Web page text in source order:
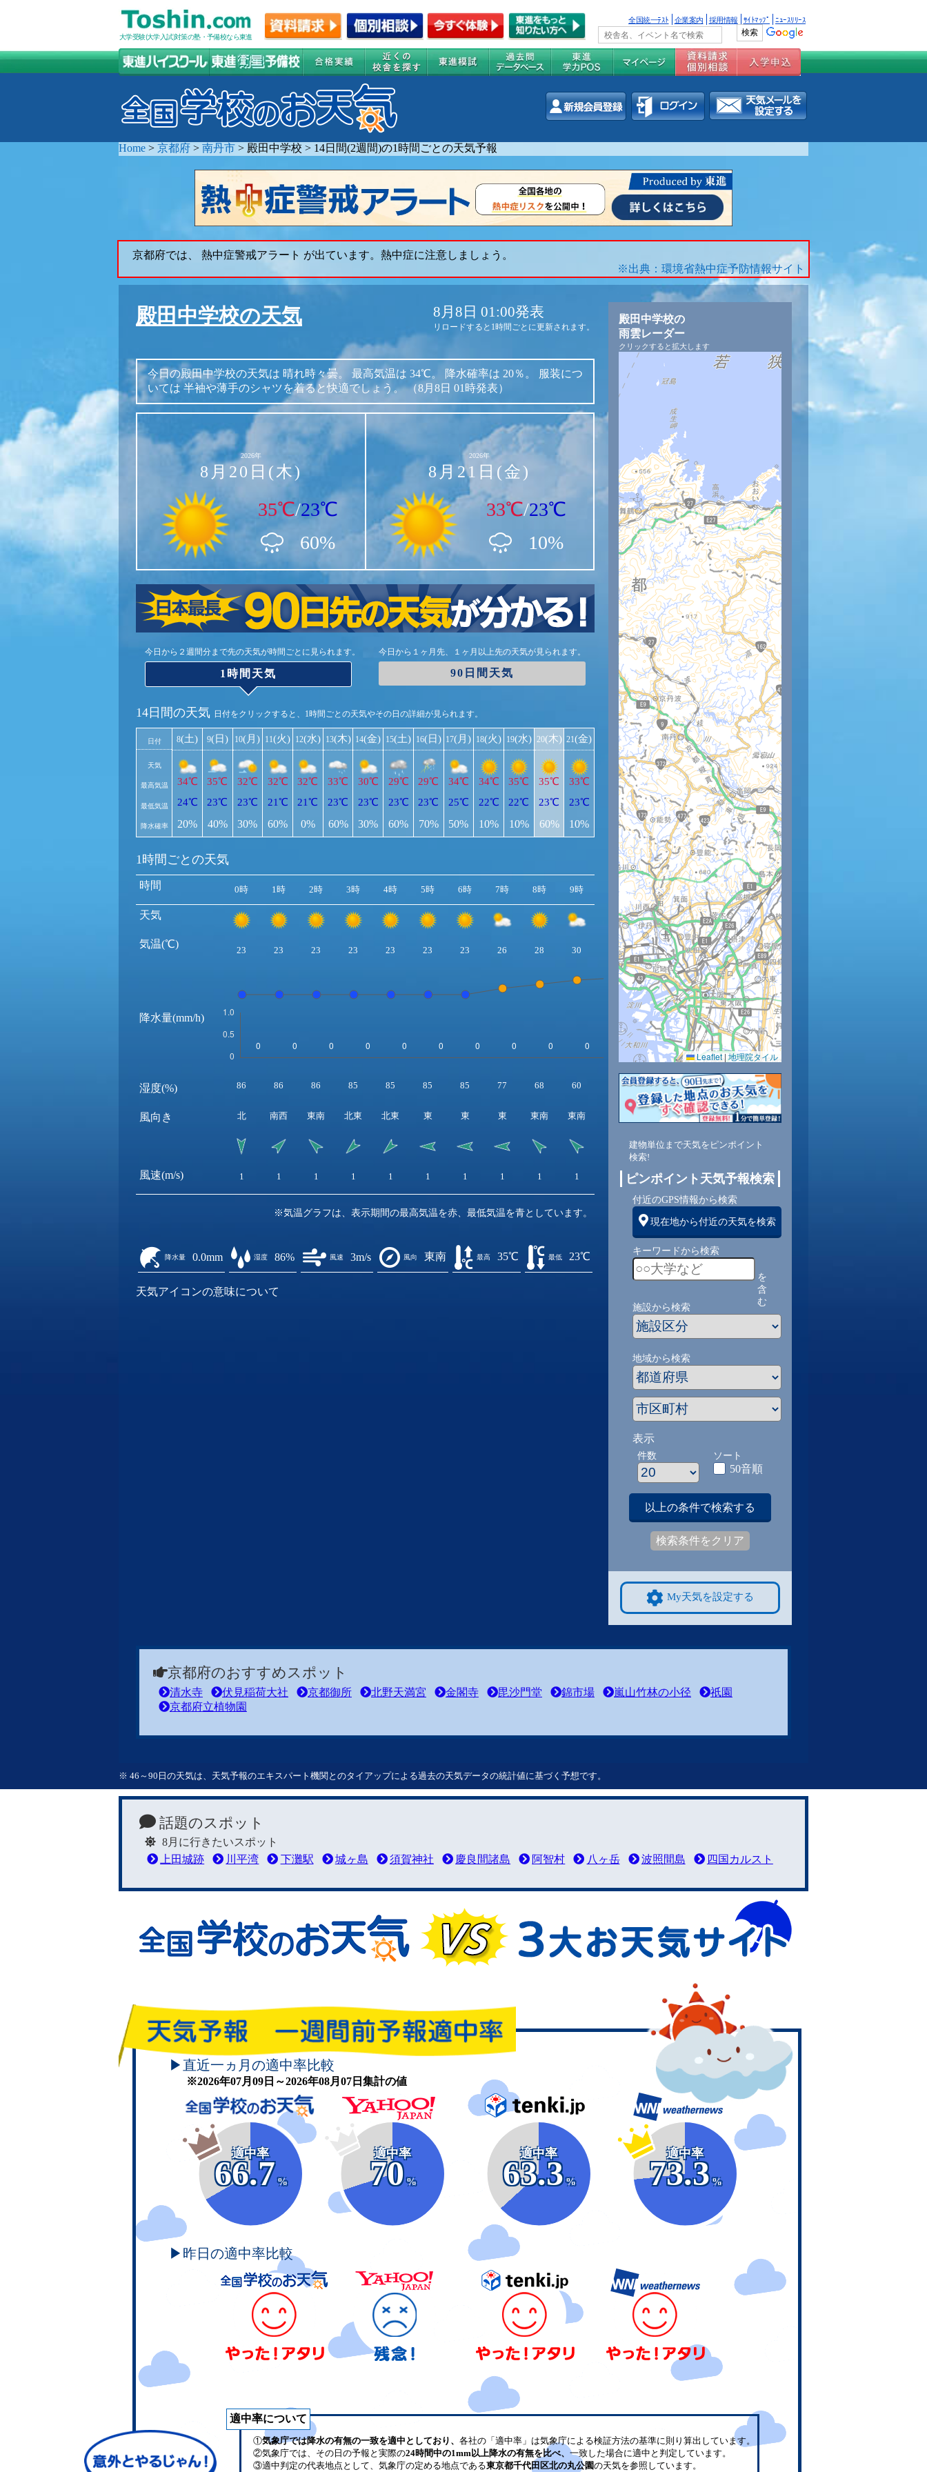
大学受験(大学入試)対策の塾・予備校なら東進
全国統一ﾃｽﾄ 企業案内 採用情報 ｻｲﾄﾏｯﾌﾟ ﾆｭｰｽﾘﾘｰｽ
Home > 京都府 > 南丹市 > 殿田中学校 > 14日間(2週間)の1時間ごとの天気予報
京都府では、 熱中症警戒アラート が出ています。熱中症に注意しましょう。
※出典：環境省熱中症予防情報サイト
殿田中学校の天気 8月8日 01:00発表
リロードすると1時間ごとに更新されます。
今日の殿田中学校の天気は 晴れ時々曇。 最高気温は 34℃。 降水確率は 20％。
服装につ
いては 半袖や薄手のシャツを着ると快適でしょう。（8月8日 01時発表）
2026年
8月20日(木)
35℃/23℃
60%
2026年
8月21日(金)
33℃/23℃
10%
今日から２週間分まで先の天気が時間ごとに見られます。
1時間天気
今日から１ヶ月先、１ヶ月以上先の天気が見られます。
90日間天気
14日間の天気 日付をクリックすると、1時間ごとの天気やその日の詳細が見られます。
日付
天気
最高気温
最低気温
降水確率
8(土)
34℃
24℃
20%
9(日)
35℃
23℃
40%
10(月)
32℃
23℃
30%
11(火)
32℃
21℃
60%
12(水)
32℃
21℃
0%
13(木)
33℃
23℃
60%
14(金)
30℃
23℃
30%
15(土)
29℃
23℃
60%
16(日)
29℃
23℃
70%
17(月)
34℃
25℃
50%
18(火)
34℃
22℃
10%
19(水)
35℃
22℃
10%
20(木)
35℃
23℃
60%
21(金)
33℃
23℃
10%
1時間ごとの天気
時間
天気
気温(℃)
降水量(mm/h)
湿度(%)
風向き
風速(m/s)
0時 1時 2時 3時 4時 5時 6時 7時 8時 9時 10時 11時 12時 13時 14時
23 23 23 23 23 23 23 26 28 30 32 33 34 34
86 86 86 85 85 85 85 77 68 60 51 47 45 43
北 南西 東南 北東 北東 東 東 東 東南 東南 東南 南 南西
1 1 1 1 1 1 1 1 1 1 2 3 2 2
※気温グラフは、表示期間の最高気温を赤、最低気温を青としています。
降水量 0.0mm 湿度 86% 風速 3m/s 風向 東南 最高 35℃ 最低 23℃
天気アイコンの意味について
殿田中学校の
雨雲レーダー
クリックすると拡大します
Leaflet |地理院タイル
建物単位まで天気をピンポイント
検索!
ピンポイント天気予報検索
付近のGPS情報から検索
現在地から付近の天気を検索
キーワードから検索
を
含
む
施設から検索
地域から検索
表示
件数 ソート
50音順
以上の条件で検索する
検索条件をクリア
My天気を設定する
京都府のおすすめスポット
清水寺 伏見稲荷大社 京都御所 北野天満宮 金閣寺 毘沙門堂 錦市場 嵐山竹林の小径
祇園
京都府立植物園
※ 46～90日の天気は、天気予報のエキスパート機関とのタイアップによる過去の天気データの統計値に基づく予想です。
話題のスポット
8月に行きたいスポット
上田城跡
川平湾 下灘駅 城ヶ島 須賀神社 慶良間諸島 阿智村 八ヶ岳 波照間島 四国カルスト
▶直近一ヵ月の適中率比較
※2026年07月09日～2026年08月07日集計の値
適中率
66.7
%
適中率
70
%
適中率
63.3
%
適中率
73.3
%
▶昨日の適中率比較
適中率について
①気象庁では降水の有無の一致を適中としており、 各社の「適中率」は気象庁による検証方法の基準に則り算出しています。
②気象庁では、その日の予報と実際の24時間中の1mm以上降水の有無を比べ、 一致した場合に適中と判定しています。
③適中判定の代表地点として、気象庁の定める地点である東京都千代田区北の丸公園の天気を参照しています。